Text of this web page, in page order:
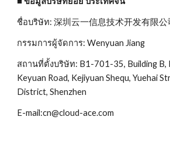
ชื่อบริษัท: 深圳云一信息技术开发有限公
กรรมการผู้จัดการ: Wenyuan Jiang
สถานที่ตั้งบริษัท: B1-701-35, Building B,
Keyuan Road, Kejiyuan Shequ, Yuehai
District, Shenzhen
E-mail:cn@cloud-ace.com